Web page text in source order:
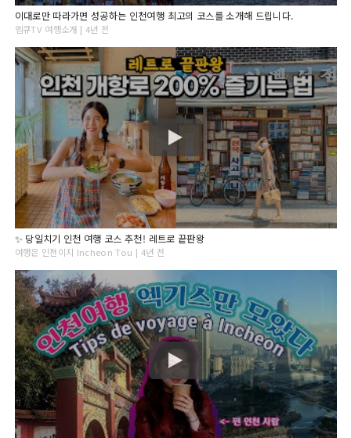
이대로만 따라가면 성공하는 인천여행 최고의 코스를 소개해 드립니다.
엠큐TV 여행소개 | 4년 전
✨ 당일치기 인천 여행 코스 추천! 레트로 끝판왕
여행은 인천이지 Incheon Tou | 4년 전